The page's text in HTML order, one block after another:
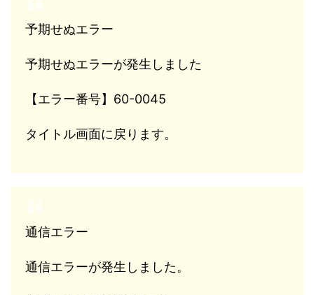
予期せぬエラー
予期せぬエラーが発生しました
【エラー番号】60-0045
タイトル画面に戻ります。
通信エラー
通信エラーが発生しました。